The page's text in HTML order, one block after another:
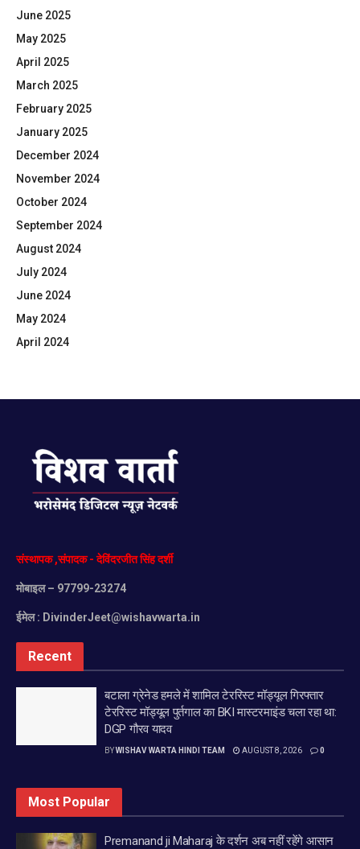
June 2025
May 2025
April 2025
March 2025
February 2025
January 2025
December 2024
November 2024
October 2024
September 2024
August 2024
July 2024
June 2024
May 2024
April 2024
संस्थापक,संपादक-देविंदरजीतसिंहदर्शी
मोबाइल– 97799-23274
ईमेल : DivinderJeet@wishavwarta.in
Recent
बटाला ग्रेनेड हमले में शामिल टेररिस्ट मॉड्यूल गिरफ्तार
टेररिस्ट मॉड्यूल पुर्तगाल का BKI मास्टरमाइंड चला रहा था:
DGP गौरव यादव
BYWISHAV WARTA HINDI TEAM AUGUST 8, 2026 0
Most Popular
Premanand ji Maharaj के दर्शन अब नहीं रहेंगे आसान